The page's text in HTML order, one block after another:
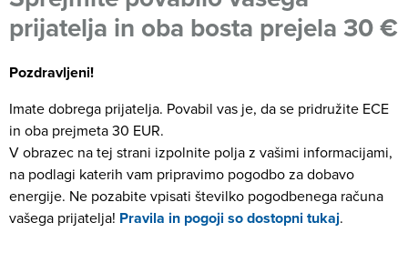
prijatelja in oba bosta prejela 30 €
Pozdravljeni!
Imate dobrega prijatelja. Povabil vas je, da se pridružite ECE
in oba prejmeta 30 EUR.
V obrazec na tej strani izpolnite polja z vašimi informacijami,
na podlagi katerih vam pripravimo pogodbo za dobavo
energije. Ne pozabite vpisati številko pogodbenega računa
vašega prijatelja! Pravila in pogoji so dostopni tukaj.